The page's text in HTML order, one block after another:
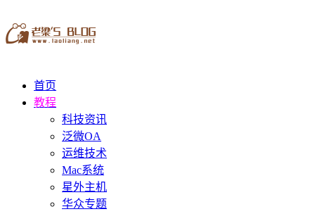
首页
教程
科技资讯
泛微OA
运维技术
Mac系统
星外主机
华众专题